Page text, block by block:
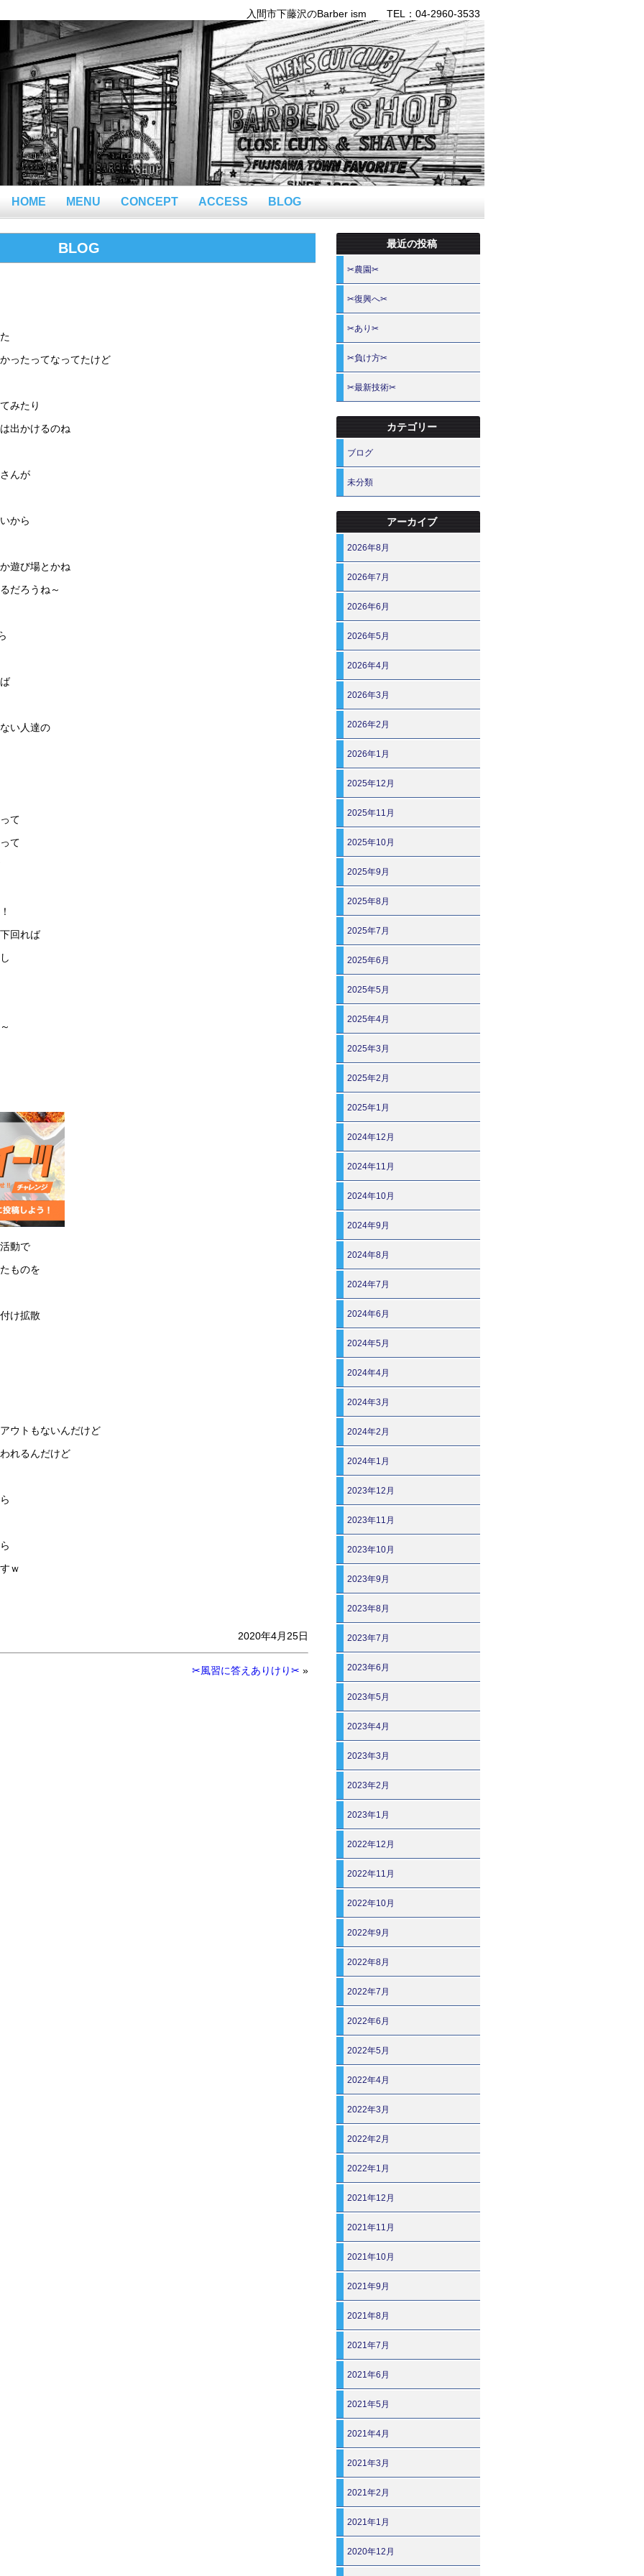
入間市下藤沢のBarber ism TEL：04-2960-3533
HOME MENU CONCEPT ACCESS BLOG
BLOG
ったってなってたけど
みたり
出かけるのね
んが
から
遊び場とかね
だろうね～
い人達の
て
て
回れば
動で
ものを
け拡散
ウトもないんだけど
れるんだけど
ｗ
2020年4月25日
✂風習に答えありけり✂ »
最近の投稿
✂農園✂
✂復興へ✂
✂あり✂
✂負け方✂
✂最新技術✂
カテゴリー
ブログ
未分類
アーカイブ
2026年8月
2026年7月
2026年6月
2026年5月
2026年4月
2026年3月
2026年2月
2026年1月
2025年12月
2025年11月
2025年10月
2025年9月
2025年8月
2025年7月
2025年6月
2025年5月
2025年4月
2025年3月
2025年2月
2025年1月
2024年12月
2024年11月
2024年10月
2024年9月
2024年8月
2024年7月
2024年6月
2024年5月
2024年4月
2024年3月
2024年2月
2024年1月
2023年12月
2023年11月
2023年10月
2023年9月
2023年8月
2023年7月
2023年6月
2023年5月
2023年4月
2023年3月
2023年2月
2023年1月
2022年12月
2022年11月
2022年10月
2022年9月
2022年8月
2022年7月
2022年6月
2022年5月
2022年4月
2022年3月
2022年2月
2022年1月
2021年12月
2021年11月
2021年10月
2021年9月
2021年8月
2021年7月
2021年6月
2021年5月
2021年4月
2021年3月
2021年2月
2021年1月
2020年12月